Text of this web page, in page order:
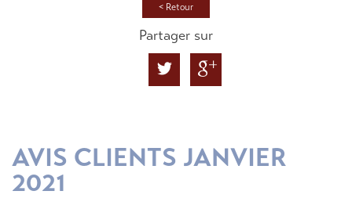
< Retour
Partager sur
AVIS CLIENTS JANVIER
2021